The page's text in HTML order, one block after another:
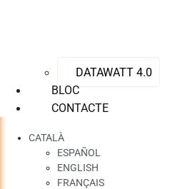
DATAWATT 4.0
BLOC
CONTACTE
CATALÀ
ESPAÑOL
ENGLISH
FRANÇAIS